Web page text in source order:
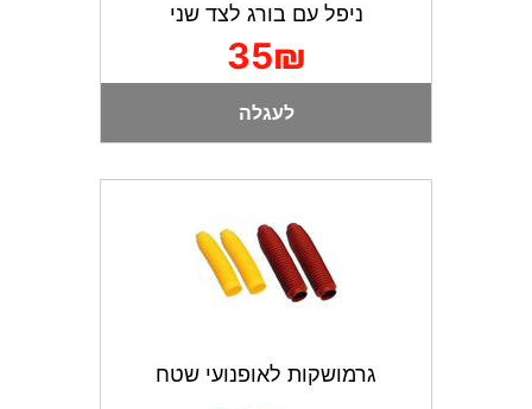
ניפל עם בורג לצד שני
35₪
לעגלה
גרמושקות לאופנועי שטח